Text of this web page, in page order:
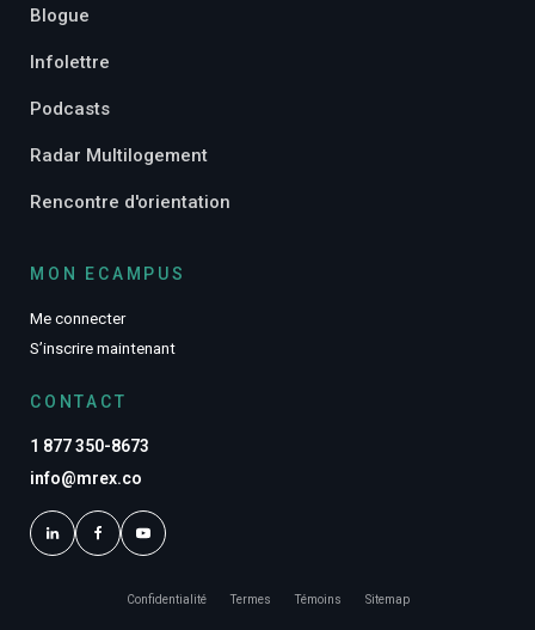
Blogue
Infolettre
Podcasts
Radar Multilogement
Rencontre d'orientation
MON ECAMPUS
Me connecter
S’inscrire maintenant
CONTACT
1 877 350-8673
info@mrex.co
Confidentialité Termes Témoins Sitemap